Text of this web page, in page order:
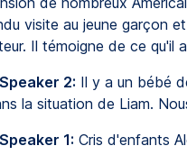
visite au jeune garçon
Il témoigne de ce qu'il
2: Il y a un bébé
la situation de Liam.
1: Cris d'enfants